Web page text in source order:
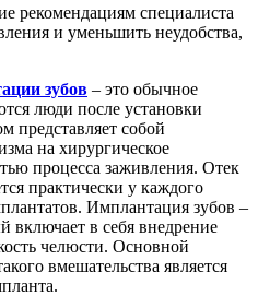
рекомендациям специалиста
и уменьшить неудобства,
зубов – это обычное
люди после установки
представляет собой
на хирургическое
процесса заживления. Отек
практически у каждого
Имплантация зубов –
включает в себя внедрение
челюсти. Основной
вмешательства является